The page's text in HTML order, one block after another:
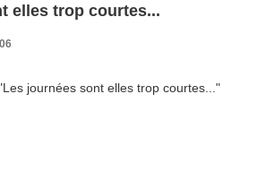
elles trop courtes...